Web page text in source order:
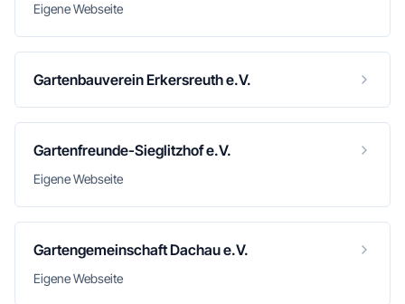
Eigene Webseite
Gartenbauverein Erkersreuth e.V.
Gartenfreunde-Sieglitzhof e.V.
Eigene Webseite
Gartengemeinschaft Dachau e.V.
Eigene Webseite